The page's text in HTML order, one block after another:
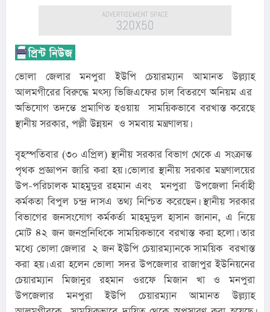
ভোলা জেলার মনপুরা ইউপি চেয়ারম্যান আমানত উল্ল্যাহ
আলমগীরের বিরুদ্ধে মৎস্য ভিজিএফের চাল বিতরণে অনিয়ম এর
অভিযোগ তদন্তে প্রমাণিত হওয়ায়  সাময়িকভাবে বরখাস্ত করেছে
স্থানীয় সরকার, পল্লী উন্নয়ন  ও সমবায় মন্ত্রণালয়।
বৃহস্পতিবার (৩০ এপ্রিল) স্থানীয় সরকার বিভাগ থেকে এ সংক্রান্ত
পৃথক প্রজ্ঞাপন জারি করা হয়। ভোলার স্থানীয় সরকার মন্ত্রণালয়ের
উপ-পরিচালক মাহমুদুর রহমান এবং  মনপুরা  উপজেলা নির্বাহী
কর্মকতা বিপুল চন্দ্র দাসএ তথ্য নিশ্চিত করেছেন। স্থানীয় সরকার
বিভাগের জনসংযোগ কর্মকর্তা মাহমুদুল হাসান জানান, এ নিয়ে
মোট ৪২ জন জনপ্রনিধিকে সাময়িকভাবে বরখাস্ত করা হলো। তার
মধ্যে ভোলা জেলার  ২ জন ইউপি চেয়ারম্যানকে সাময়িক  বরখাস্ত
করা হয়। এরা হলেন ভোলা সদর উপজেলার রাজাপুর ইউনিয়নের
চেয়ারম্যান মিজানুর রহমান ওরফে মিজান খা ও মনপুরা
উপজেলার মনপুরা ইউপি চেয়ারম্যান আমানত উল্ল্যাহ